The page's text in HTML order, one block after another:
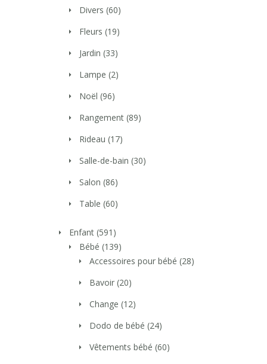
Divers (60)
Fleurs (19)
Jardin (33)
Lampe (2)
Noël (96)
Rangement (89)
Rideau (17)
Salle-de-bain (30)
Salon (86)
Table (60)
Enfant (591)
Bébé (139)
Accessoires pour bébé (28)
Bavoir (20)
Change (12)
Dodo de bébé (24)
Vêtements bébé (60)